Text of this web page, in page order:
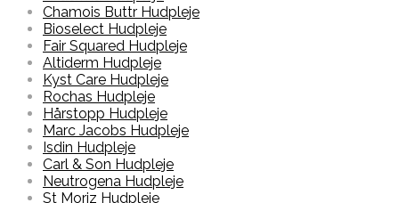
Chamois Buttr Hudpleje
Bioselect Hudpleje
Fair Squared Hudpleje
Altiderm Hudpleje
Kyst Care Hudpleje
Rochas Hudpleje
Hårstopp Hudpleje
Marc Jacobs Hudpleje
Isdin Hudpleje
Carl & Son Hudpleje
Neutrogena Hudpleje
St Moriz Hudpleje